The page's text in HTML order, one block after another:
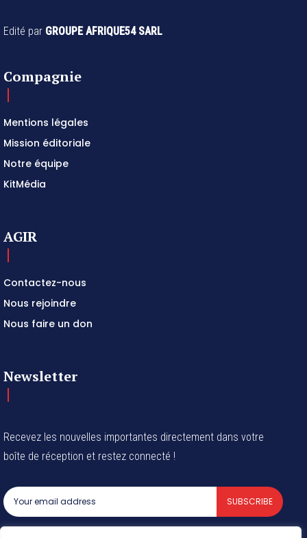
Edité par GROUPE AFRIQUE54 SARL
Compagnie
Mentions légales
Mission éditoriale
Notre équipe
KitMédia
AGIR
Contactez-nous
Nous rejoindre
Nous faire un don
Newsletter
Recevez les nouvelles importantes directement dans votre
boîte de réception et restez connecté !
SUBSCRIBE